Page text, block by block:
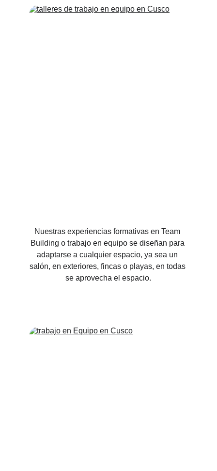
Nuestras experiencias formativas en Team
Building o trabajo en equipo se diseñan para
adaptarse a cualquier espacio, ya sea un
salón, en exteriores, fincas o playas, en todas
se aprovecha el espacio.